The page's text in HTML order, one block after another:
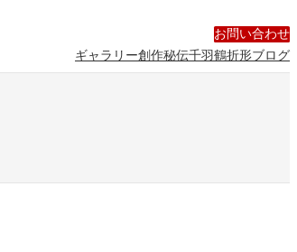
Facebook
Twitter
YouTube
お問い合わせ
ギャラリー創作秘伝千羽鶴折形ブログ